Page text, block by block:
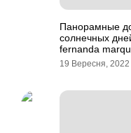
Панорамные
солнечных
fernanda
19 Вересня, 2022